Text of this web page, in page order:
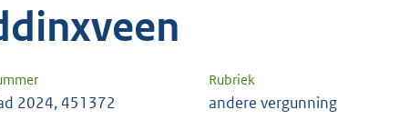
Rubriek
2024, 451372 andere vergunning